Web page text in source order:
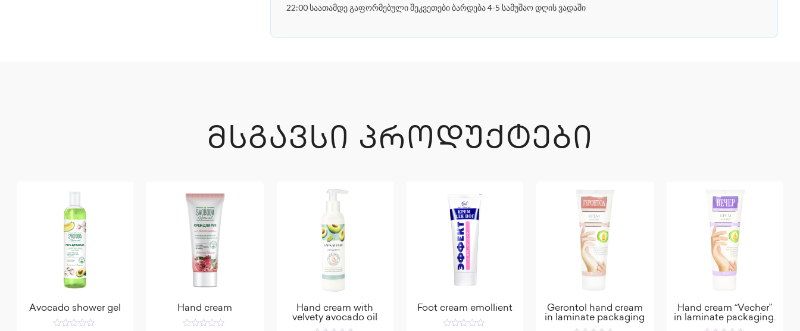
22:00 საათამდე გაფორმებული შეკვეთები ბარდება 4-5 სამუშაო დღის ვადაში
ᲛᲡᲒᲐᲕᲡᲘ ᲞᲠᲝᲓᲣᲥᲢᲔᲑᲘ
Avocado shower gel Hand cream
Hand cream with
velvety avocado oil
Foot cream emollient
Gerontol hand cream
in laminate packaging
Hand cream “Vecher”
in laminate packaging.